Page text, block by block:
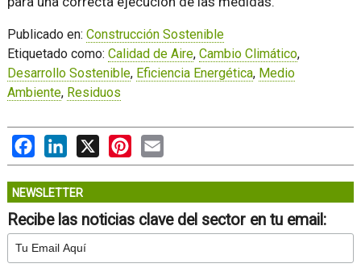
Publicado en: Construcción Sostenible
Etiquetado como: Calidad de Aire, Cambio Climático,
Desarrollo Sostenible, Eficiencia Energética, Medio
Ambiente, Residuos
FacebookLinkedIn
X PinterestEmail
NEWSLETTER
Recibe las noticias clave del sector en tu email: